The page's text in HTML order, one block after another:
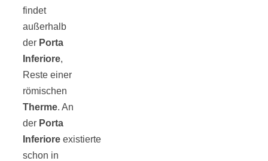
findet
außerhalb
der Porta
Inferiore,
Reste einer
römischen
Therme. An
der Porta
Inferiore existierte
schon in